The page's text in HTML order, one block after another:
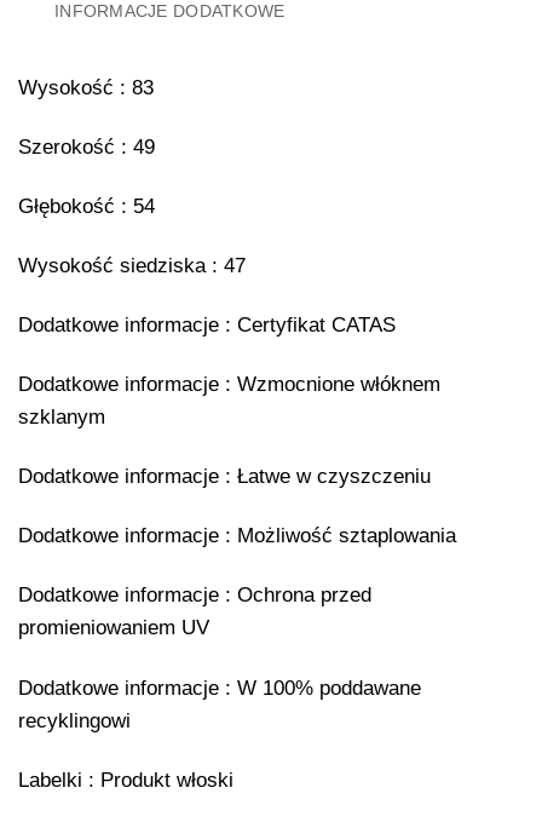
INFORMACJE DODATKOWE
Wysokość : 83
Szerokość : 49
Głębokość : 54
Wysokość siedziska : 47
Dodatkowe informacje : Certyfikat CATAS
Dodatkowe informacje : Wzmocnione włóknem
szklanym
Dodatkowe informacje : Łatwe w czyszczeniu
Dodatkowe informacje : Możliwość sztaplowania
Dodatkowe informacje : Ochrona przed
promieniowaniem UV
Dodatkowe informacje : W 100% poddawane
recyklingowi
Labelki : Produkt włoski